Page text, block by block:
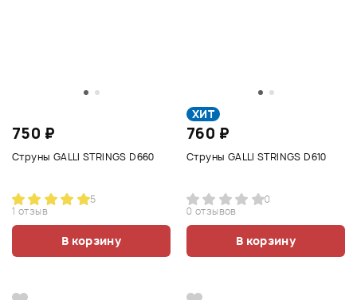
750 ₽
Струны GALLI STRINGS D660
5
1 отзыв
В корзину
ХИТ
760 ₽
Струны GALLI STRINGS D610
0
0 отзывов
В корзину